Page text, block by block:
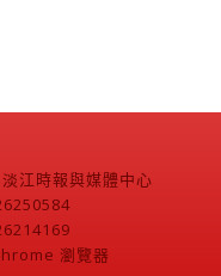
江時報與媒體中心
瀏覽器